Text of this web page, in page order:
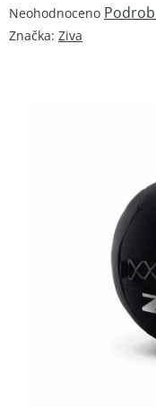
Průměrné
hodnocení
Neohodnoceno
Značka: Ziva